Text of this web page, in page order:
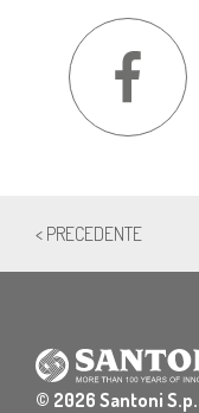
< PRECEDENTE
© 2026 Santoni